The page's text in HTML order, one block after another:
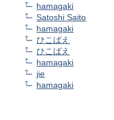
hamagaki
Satoshi Saito
hamagaki
ひこばえ
ひこばえ
hamagaki
jie
hamagaki